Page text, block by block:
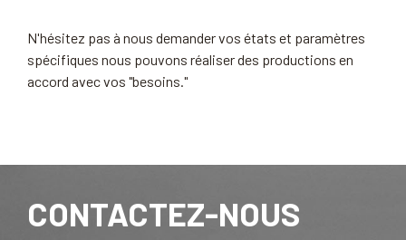
N'hésitez pas à nous demander vos états et paramètres
spécifiques nous pouvons réaliser des productions en
accord avec vos "besoins."
CONTACTEZ-NOUS